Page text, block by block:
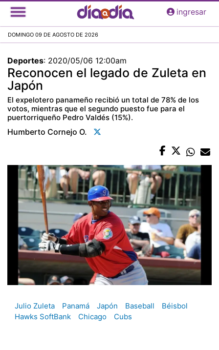
Pasar
al
principal
ingresar
DOMINGO 09 DE AGOSTO DE 2026
Deportes: 2020/05/06 12:00am
Reconocen el legado de Zuleta en
Japón
El expelotero panameño recibió un total de 78% de los
votos, mientras que el segundo puesto fue para el
puertorriqueño Pedro Valdés (15%).
Humberto Cornejo O.
Julio Zuleta Panamá Japón Baseball
Béisbol
Hawks SoftBank
Chicago Cubs